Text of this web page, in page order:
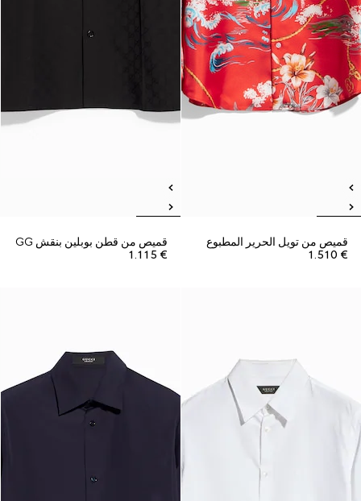
قميص من تويل الحرير المطبوع
€ 1.510
قميص من قطن بوبلين بنقش GG
€ 1.115